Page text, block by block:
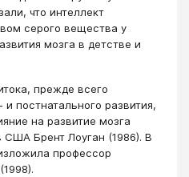
что интеллект
серого вещества у
мозга в детстве и
прежде всего
постнатального развития,
на развитие мозга
США Брент Лоуган (1986). В
профессор